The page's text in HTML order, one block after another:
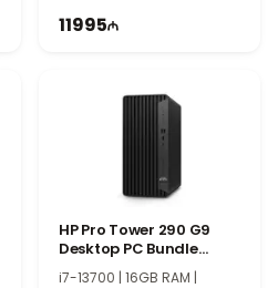
11995
HP Pro Tower 290 G9
Desktop PC Bundle
883Y9EA
i7-13700 | 16GB RAM |